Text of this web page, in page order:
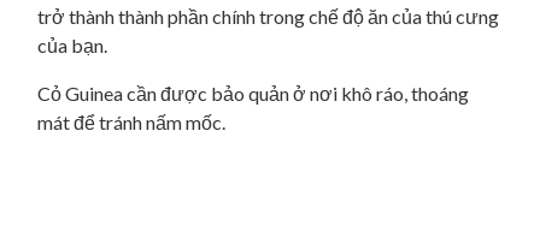
trở thành thành phần chính trong chế độ ăn của thú cưng
của bạn.
Cỏ Guinea cần được bảo quản ở nơi khô ráo, thoáng
mát để tránh nấm mốc.